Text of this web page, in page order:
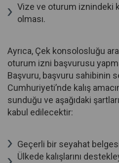
Vize ve oturum iznindeki
olması.
Ayrıca, Çek konsolosluğu
oturum izni başvurusu
Başvuru, başvuru sahibinin
Cumhuriyeti’nde kalış
sunduğu ve aşağıdaki
kabul edilecektir:
Geçerli bir seyahat
Ülkede kalışlarını